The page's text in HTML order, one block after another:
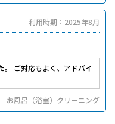
利用時期：2025年8月
。 ご対応もよく、アドバイ
お風呂（浴室）クリーニング